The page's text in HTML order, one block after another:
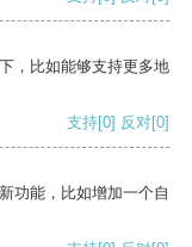
，比如能够支持更多地
支持[0] 反对[0]
功能，比如增加一个自